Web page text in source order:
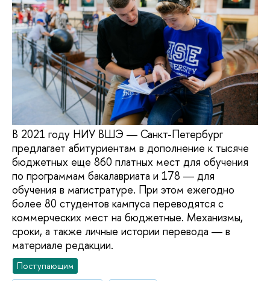
В 2021 году НИУ ВШЭ ― Санкт-Петербург
предлагает абитуриентам в дополнение к тысяче
бюджетных еще 860 платных мест для обучения
по программам бакалавриата и 178 ― для
обучения в магистратуре. При этом ежегодно
более 80 студентов кампуса переводятся с
коммерческих мест на бюджетные. Механизмы,
сроки, а также личные истории перевода ― в
материале редакции.
Поступающим